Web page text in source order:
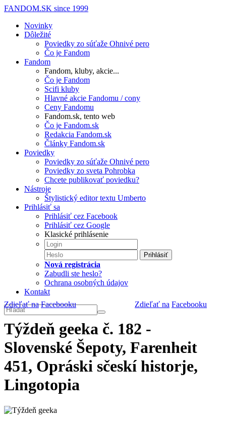
FANDOM.SK since 1999
Novinky
Dôležité
Poviedky zo súťaže Ohnivé pero
Čo je Fandom
Fandom
Fandom, kluby, akcie...
Čo je Fandom
Scifi kluby
Hlavné akcie Fandomu / cony
Ceny Fandomu
Fandom.sk, tento web
Čo je Fandom.sk
Redakcia Fandom.sk
Články Fandom.sk
Poviedky
Poviedky zo súťaže Ohnivé pero
Poviedky zo sveta Pohrobka
Chcete publikovať poviedku?
Nástroje
Štylistický editor textu Umberto
Prihlásiť sa
Prihlásiť cez Facebook
Prihlásiť cez Google
Klasické prihlásenie
Prihlásiť
Nová registrácia
Zabudli ste heslo?
Ochrana osobných údajov
Kontakt
Zdieľať na Facebooku
Zdieľať na Facebooku
Týždeň geeka č. 182 -
Slovenské Šepoty, Farenheit
451, Opráski sčeskí historje,
Lingotopia